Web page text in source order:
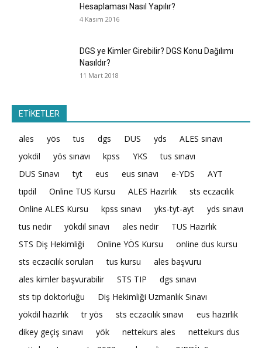
Hesaplaması Nasıl Yapılır?
4 Kasım 2016
DGS ye Kimler Girebilir? DGS Konu Dağılımı
Nasıldır?
11 Mart 2018
ETİKETLER
ales yös tus dgs DUS yds
ALES sınavı
yokdil
yös sınavı kpss YKS
tus sınavı
DUS Sınavı
tyt eus eus sınavı e-YDS
AYT
tıpdil
Online TUS Kursu ALES Hazırlık
sts eczacılık
Online ALES Kursu
kpss sınavı yks-tyt-ayt
yds sınavı
tus nedir
yökdil sınavı ales nedir
TUS Hazırlık
STS Diş Hekimliği
Online YÖS Kursu
online dus kursu
sts eczacılık soruları
tus kursu
ales başvuru
ales kimler başvurabilir
STS TIP
dgs sınavı
sts tıp doktorluğu
Diş Hekimliği Uzmanlık Sınavı
yökdil hazırlık
tr yös sts eczacılık sınavı
eus hazırlık
dikey geçiş sınavı
yök nettekurs ales
nettekurs dus